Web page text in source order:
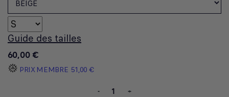
Guide des tailles
60,00 €
PRIX MEMBRE 51,00 €
- +